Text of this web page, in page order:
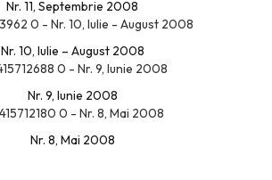
Nr. 11, Septembrie 2008
Nr. 10, Iulie – August 2008
Nr. 9, Iunie 2008
Nr. 8, Mai 2008